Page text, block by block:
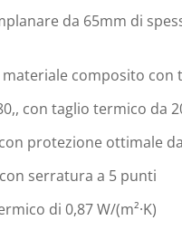
da 65mm di
composito
con taglio termico
protezione ottimale
con serratura a 5 punti
di 0,87 W/(m²·K)